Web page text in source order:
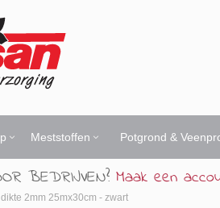
Meststoffen Potgrond &
BEDRIJVEN? Maak een
2mm 25mx30cm - zwart